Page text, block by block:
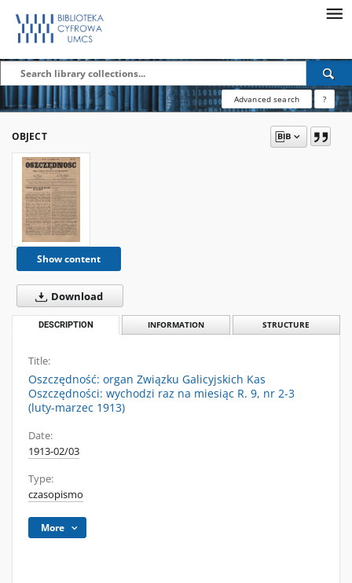
Advanced search ?
OBJECT
Show content
Download
DESCRIPTION INFORMATION STRUCTURE
Title:
Oszczędność: organ Związku Galicyjskich Kas
Oszczędności: wychodzi raz na miesiąc R. 9, nr 2-3
(luty-marzec 1913)
Date:
1913-02/03
Type:
czasopismo
More